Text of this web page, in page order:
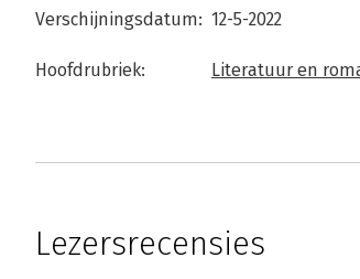
Verschijningsdatum: 12-5-2022
Hoofdrubriek: Literatuur en
Lezersrecensies